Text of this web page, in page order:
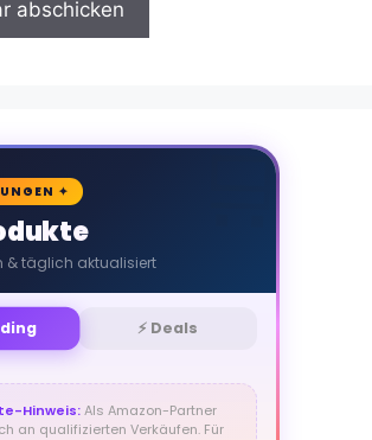
🛒
✦
& täglich aktualisiert
⚡ Deals
Hinweis:Als Amazon-Partner
an qualifizierten Verkäufen. Für